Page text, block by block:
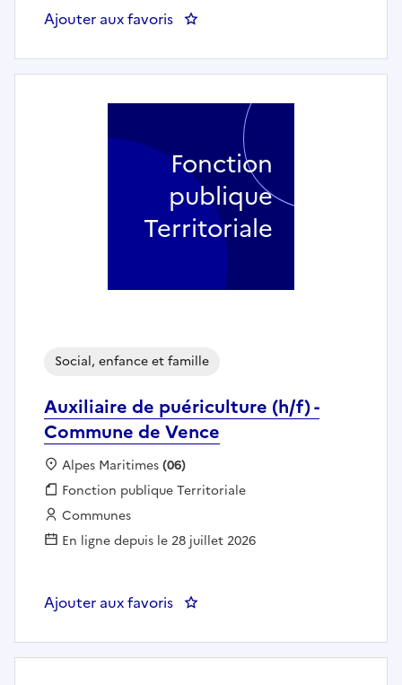
Ajouter aux favoris : Travailleur social au SSD de
Auxiliaire de puériculture (h/f) -
Commune de Vence
Social, enfance et famille
Localisation :
Alpes Maritimes(06)
Fonction publique :
Fonction publique Territoriale
Employeur :
Communes
En ligne depuis le 28 juillet 2026
Ajouter aux favoris
Fonction
publique
Territoriale